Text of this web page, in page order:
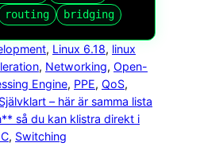
routing bridging
, Linux 6.18, linux
, Networking, Open-
Engine, PPE, QoS
Självklart – här är samma lista
så du kan klistra direkt i
, Switching